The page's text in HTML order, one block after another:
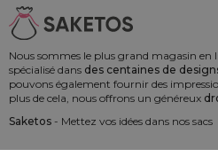
Nous sommes le plus grand magasin en
spécialisé dans des centaines de
pouvons également fournir des
plus de cela, nous offrons un généreux
Saketos - Mettez vos idées dans nos sacs